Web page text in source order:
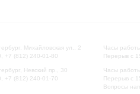
Михайловская ул., 2
+7 (812) 240-01-80
Невский пр., 30
+7 (812) 240-01-70
Часы
Перерыв с
Часы
Перерыв с
Вопросы